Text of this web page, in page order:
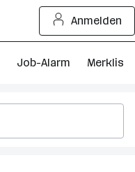
Anmelden
Job-Alarm Merkliste